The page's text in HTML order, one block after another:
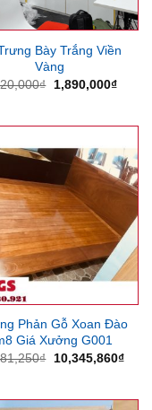
Bày Trắng Viền
Vàng
₫
Giá
1,890,000₫Giá
Phản Gỗ Xoan Đào
Giá Xưởng G001
₫
Giá
10,345,860₫Giá